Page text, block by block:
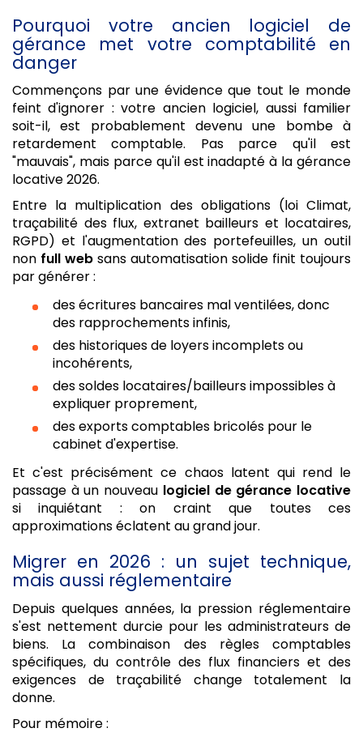
Pourquoi votre ancien logiciel de
gérance met votre comptabilité en
danger
Commençons par une évidence que tout le monde
feint d'ignorer : votre ancien logiciel, aussi familier
soit-il, est probablement devenu une bombe à
retardement comptable. Pas parce qu'il est
"mauvais", mais parce qu'il est inadapté à la gérance
locative 2026.
Entre la multiplication des obligations (loi Climat,
traçabilité des flux, extranet bailleurs et locataires,
RGPD) et l'augmentation des portefeuilles, un outil
non full web sans automatisation solide finit toujours
par générer :
des écritures bancaires mal ventilées, donc
des rapprochements infinis,
des historiques de loyers incomplets ou
incohérents,
des soldes locataires/bailleurs impossibles à
expliquer proprement,
des exports comptables bricolés pour le
cabinet d'expertise.
Et c'est précisément ce chaos latent qui rend le
passage à un nouveau logiciel de gérance locative
si inquiétant : on craint que toutes ces
approximations éclatent au grand jour.
Migrer en 2026 : un sujet technique,
mais aussi réglementaire
Depuis quelques années, la pression réglementaire
s'est nettement durcie pour les administrateurs de
biens. La combinaison des règles comptables
spécifiques, du contrôle des flux financiers et des
exigences de traçabilité change totalement la
donne.
Pour mémoire :